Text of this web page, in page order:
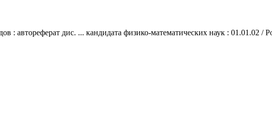
: автореферат дис. ... кандидата физико-математических наук : 01.01.02 /